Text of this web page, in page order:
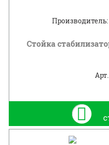
Производитель:
Стойка